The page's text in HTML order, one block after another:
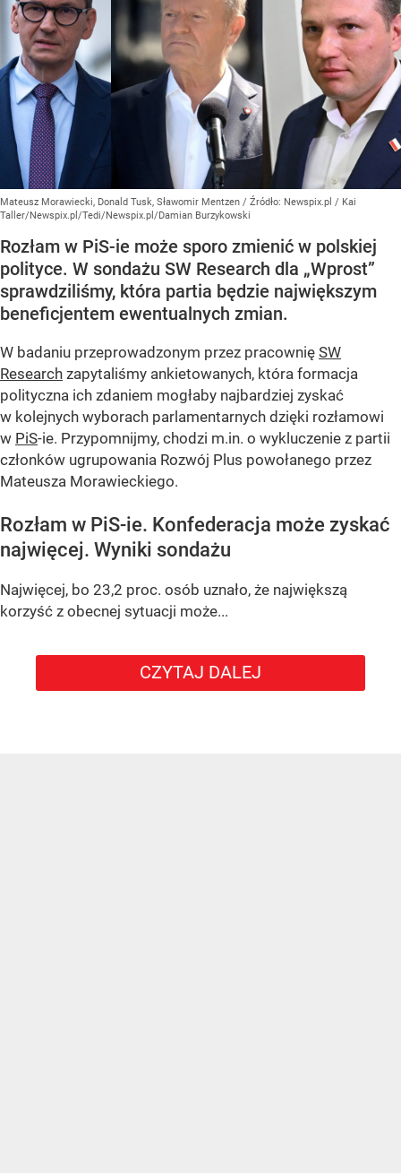
Mateusz Morawiecki, Donald Tusk, Sławomir Mentzen / Źródło: Newspix.pl / Kai
Taller/Newspix.pl/Tedi/Newspix.pl/Damian Burzykowski
Rozłam w PiS-ie może sporo zmienić w polskiej
polityce. W sondażu SW Research dla „Wprost”
sprawdziliśmy, która partia będzie największym
beneficjentem ewentualnych zmian.
W badaniu przeprowadzonym przez pracownię SW
Research zapytaliśmy ankietowanych, która formacja
polityczna ich zdaniem mogłaby najbardziej zyskać
w kolejnych wyborach parlamentarnych dzięki rozłamowi
w PiS-ie. Przypomnijmy, chodzi m.in. o wykluczenie z partii
członków ugrupowania Rozwój Plus powołanego przez
Mateusza Morawieckiego.
Rozłam w PiS-ie. Konfederacja może zyskać
najwięcej. Wyniki sondażu
Najwięcej, bo 23,2 proc. osób uznało, że największą
korzyść z obecnej sytuacji może...
CZYTAJ DALEJ